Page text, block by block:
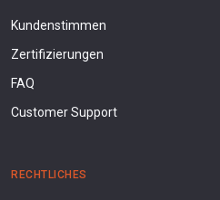
Kundenstimmen
Zertifizierungen
FAQ
Customer Support
RECHTLICHES